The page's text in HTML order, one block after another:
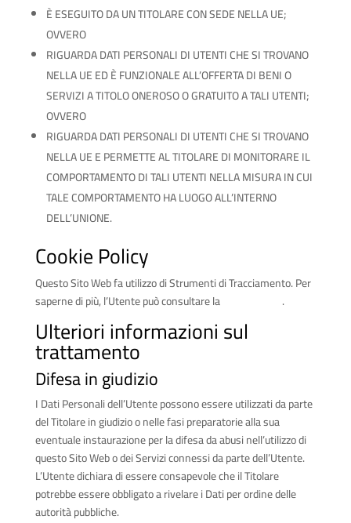
È ESEGUITO DA UN TITOLARE CON SEDE NELLA UE;
OVVERO
RIGUARDA DATI PERSONALI DI UTENTI CHE SI TROVANO
NELLA UE ED È FUNZIONALE ALL’OFFERTA DI BENI O
SERVIZI A TITOLO ONEROSO O GRATUITO A TALI UTENTI;
OVVERO
RIGUARDA DATI PERSONALI DI UTENTI CHE SI TROVANO
NELLA UE E PERMETTE AL TITOLARE DI MONITORARE IL
COMPORTAMENTO DI TALI UTENTI NELLA MISURA IN CUI
TALE COMPORTAMENTO HA LUOGO ALL’INTERNO
DELL’UNIONE.
Cookie Policy
Questo Sito Web fa utilizzo di Strumenti di Tracciamento. Per
saperne di più, l’Utente può consultare la
.
Ulteriori informazioni sul
trattamento
Difesa in giudizio
I Dati Personali dell’Utente possono essere utilizzati da parte
del Titolare in giudizio o nelle fasi preparatorie alla sua
eventuale instaurazione per la difesa da abusi nell’utilizzo di
questo Sito Web o dei Servizi connessi da parte dell’Utente.
L’Utente dichiara di essere consapevole che il Titolare
potrebbe essere obbligato a rivelare i Dati per ordine delle
autorità pubbliche.